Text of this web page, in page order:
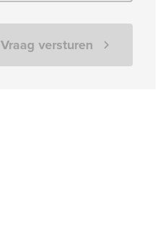
Vraag versturen